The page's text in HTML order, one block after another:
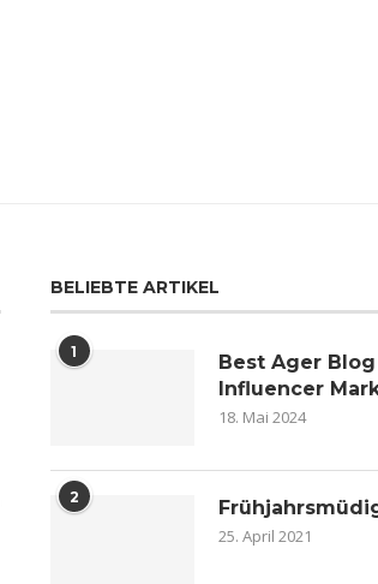
BELIEBTE ARTIKEL
1
Best Ager Blog
Influencer
18. Mai 2024
2
25. April 2021